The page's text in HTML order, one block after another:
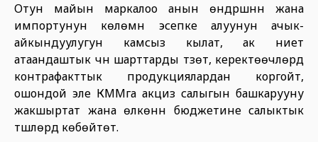
Отун майын маркалоо анын өндүрүшүнүн жана
импортунун көлөмүн эсепке алуунун ачык-
айкындуулугун камсыз кылат, ак ниет
атаандаштык үчүн шарттарды түзөт, керектөөчүлөрдү
контрафакттык продукциялардан коргойт,
ошондой эле КММга акциз салыгын башкарууну
жакшыртат жана өлкөнүн бюджетине салыктык
түшүүлөрдү көбөйтөт.